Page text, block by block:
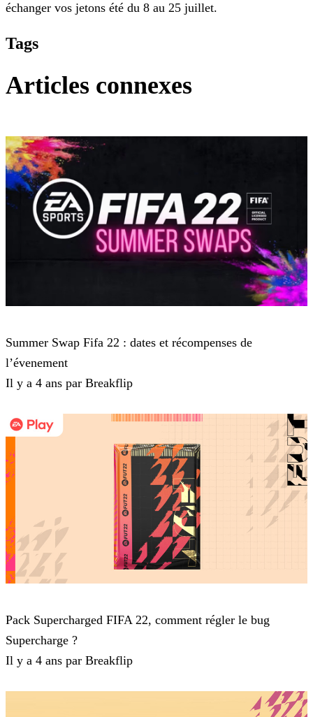
échanger vos jetons été du 8 au 25 juillet.
Tags
Articles connexes
Summer Swap Fifa 22 : dates et récompenses de
l’évenement
Il y a 4 ans par Breakflip
Pack Supercharged FIFA 22, comment régler le bug
Supercharge ?
Il y a 4 ans par Breakflip